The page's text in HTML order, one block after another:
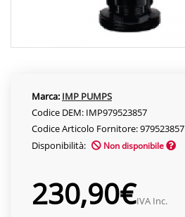
Marca: IMP PUMPS
Codice DEM: IMP979523857
Codice Articolo Fornitore: 979523857
Disponibilità:
Non disponibile
230,90€IVA Inc.